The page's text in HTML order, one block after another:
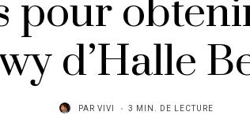
pour
d’Halle
PAR VIVI 3 MIN. DE LECTURE